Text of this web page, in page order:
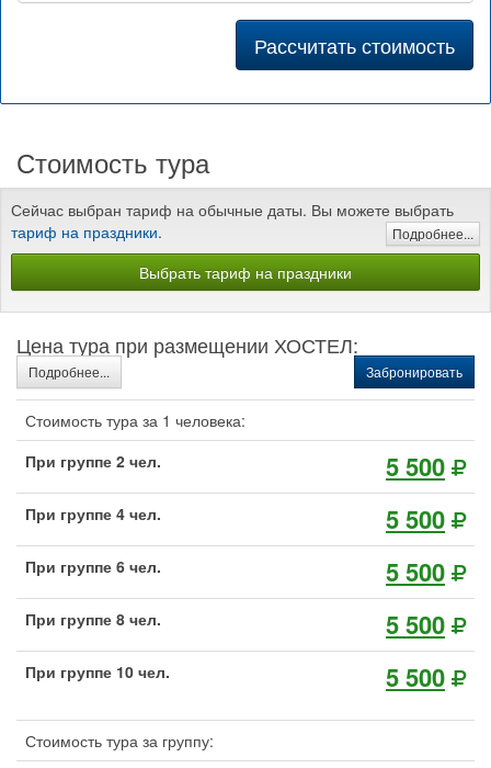
Рассчитать стоимость
Стоимость тура
Сейчас выбран тариф на обычные даты. Вы можете выбрать
тариф на праздники. Подробнее...
Выбрать тариф на праздники
Цена тура при размещении ХОСТЕЛ:
Подробнее... Забронировать
Стоимость тура за 1 человека:
При группе 2 чел.
5 500
При группе 4 чел. 5 500
При группе 6 чел. 5 500
При группе 8 чел. 5 500
При группе 10 чел. 5 500
Стоимость тура за группу: